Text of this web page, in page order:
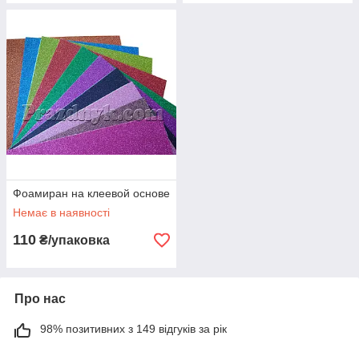
Фоамиран на клеевой основе
Немає в наявності
110 ₴/упаковка
Про нас
98% позитивних з 149 відгуків за рік